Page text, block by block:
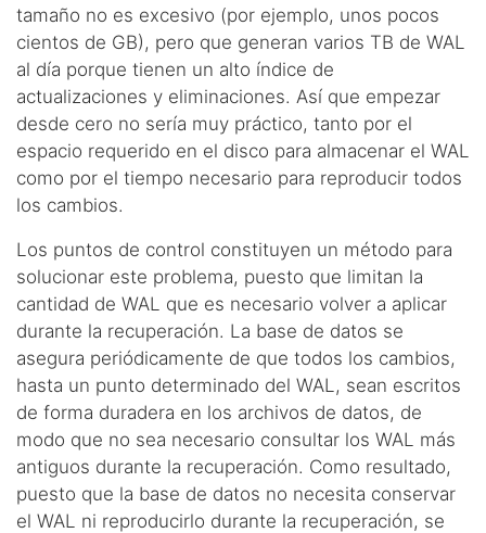
tamaño no es excesivo (por ejemplo, unos pocos
cientos de GB), pero que generan varios TB de WAL
al día porque tienen un alto índice de
actualizaciones y eliminaciones. Así que empezar
desde cero no sería muy práctico, tanto por el
espacio requerido en el disco para almacenar el WAL
como por el tiempo necesario para reproducir todos
los cambios.
Los puntos de control constituyen un método para
solucionar este problema, puesto que limitan la
cantidad de WAL que es necesario volver a aplicar
durante la recuperación. La base de datos se
asegura periódicamente de que todos los cambios,
hasta un punto determinado del WAL, sean escritos
de forma duradera en los archivos de datos, de
modo que no sea necesario consultar los WAL más
antiguos durante la recuperación. Como resultado,
puesto que la base de datos no necesita conservar
el WAL ni reproducirlo durante la recuperación, se